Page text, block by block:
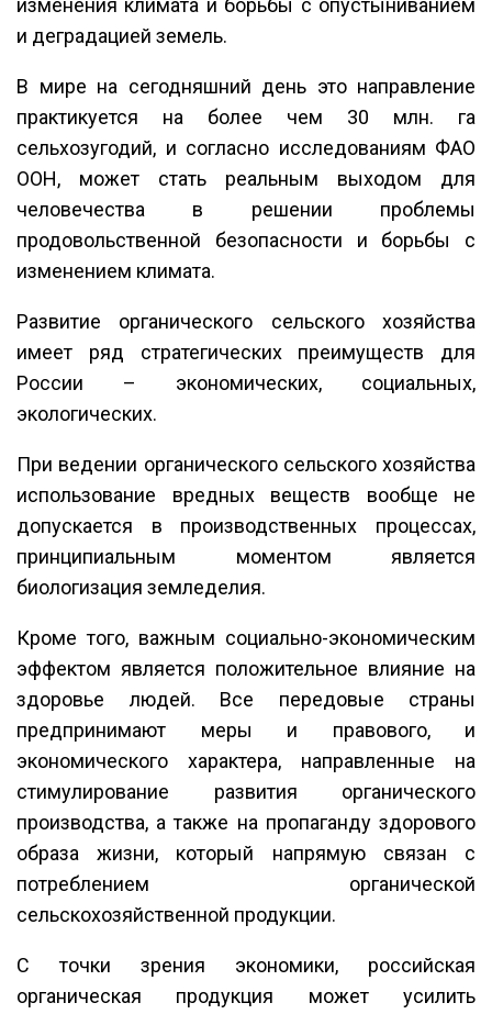
изменения климата и борьбы с опустыниванием
и деградацией земель.
В мире на сегодняшний день это направление
практикуется на более чем 30 млн. га
сельхозугодий, и согласно исследованиям ФАО
ООН, может стать реальным выходом для
человечества в решении проблемы
продовольственной безопасности и борьбы с
изменением климата.
Развитие органического сельского хозяйства
имеет ряд стратегических преимуществ для
России – экономических, социальных,
экологических.
При ведении органического сельского хозяйства
использование вредных веществ вообще не
допускается в производственных процессах,
принципиальным моментом является
биологизация земледелия.
Кроме того, важным социально-экономическим
эффектом является положительное влияние на
здоровье людей. Все передовые страны
предпринимают меры и правового, и
экономического характера, направленные на
стимулирование развития органического
производства, а также на пропаганду здорового
образа жизни, который напрямую связан с
потреблением органической
сельскохозяйственной продукции.
С точки зрения экономики, российская
органическая продукция может усилить